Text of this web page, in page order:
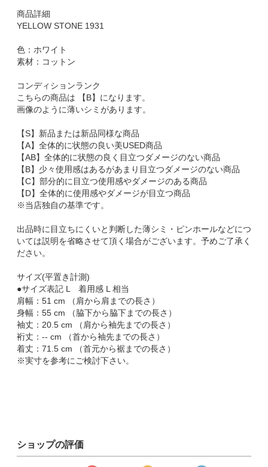
商品詳細
YELLOW STONE 1931
色：ホワイト
素材：コットン
コンディションランク
こちらの商品は 【B】になります。
画像のように薄いシミがあります。
【S】新品または新品同様な商品
【A】全体的に状態の良い美USED商品
【AB】全体的に状態の良く目立つダメージのない商品
【B】少々使用感はあるがあまり目立つダメージのない商品
【C】部分的に目立つ使用感やダメージのある商品
【D】全体的に使用感やダメージが目立つ商品
※当店独自の基準です。
出品時に目立ちにくいと判断した薄シミ・ピンホールなどにつ
いては説明を省略させて頂く場合がございます。予めご了承く
ださい。
サイズ(平置き計測)
●サイズ表記 L 着用感 L 相当
肩幅：51 cm （肩から肩までの長さ）
身幅：55 cm （脇下から脇下までの長さ）
袖丈：20.5 cm （肩から袖先までの長さ）
裄丈：-- cm （首から袖先までの長さ）
着丈：71.5 cm （首元から裾までの長さ）
※実寸を参考にご検討下さい。
ショップの評価